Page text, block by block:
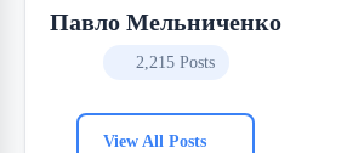
Павло Мельниченко
2,215 Posts
View All Posts